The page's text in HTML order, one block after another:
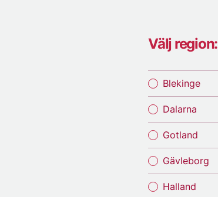
Välj region:
Blekinge
Dalarna
Gotland
Gävleborg
Halland